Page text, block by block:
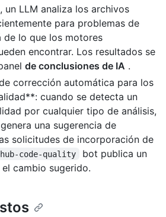
un LLM analiza los archivos
para problemas de
de lo que los motores
encontrar. Los resultados se
de conclusiones de IA .
corrección automática para los
cuando se detecta un
por cualquier tipo de análisis,
una sugerencia de
solicitudes de incorporación de
code-quality
bot publica un
cambio sugerido.